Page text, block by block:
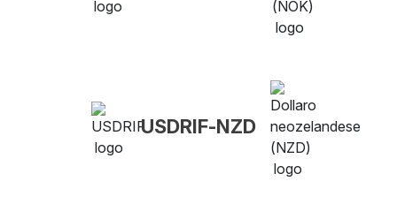
USDRIF-NZD